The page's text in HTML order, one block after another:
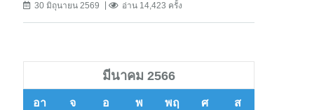
30 มิถุนายน 2569 อ่าน 14,423 ครั้ง
มีนาคม 2566
อา จ อ พ พฤ ศ ส